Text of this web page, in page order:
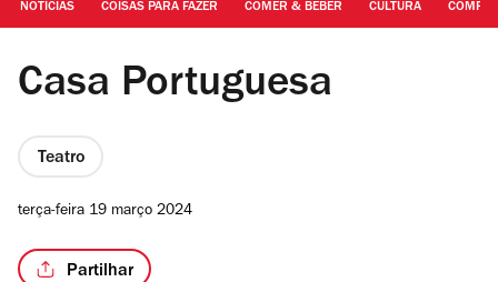
NOTÍCIAS COISAS PARA FAZER COMER & BEBER CULTURA
Filipe Ferreira
Casa Portuguesa
Teatro
terça-feira 19 março 2024
Partilhar